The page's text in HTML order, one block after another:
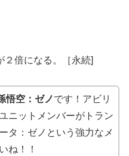
２倍になる。［永続]
悟空：ゼノです！アビリ
ニットメンバーがトラン
タ：ゼノという強力なメ
ね！！